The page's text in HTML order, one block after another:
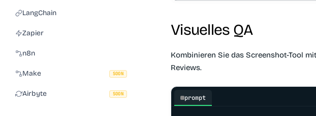
LangChain
Zapier
n8n
Make SOON
Airbyte SOON
Visuelles QA
Kombinieren Sie das Screenshot-Tool
Reviews.
prompt